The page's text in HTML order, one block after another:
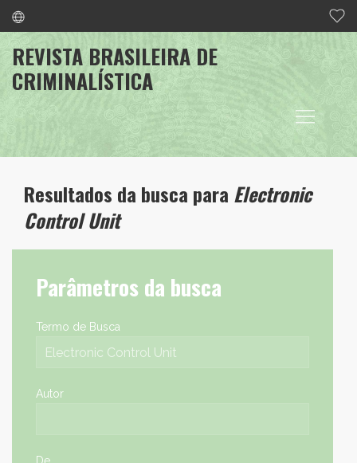
REVISTA BRASILEIRA DE
CRIMINALÍSTICA
Resultados da busca para Electronic
Control Unit
Parâmetros da busca
Termo de Busca
Autor